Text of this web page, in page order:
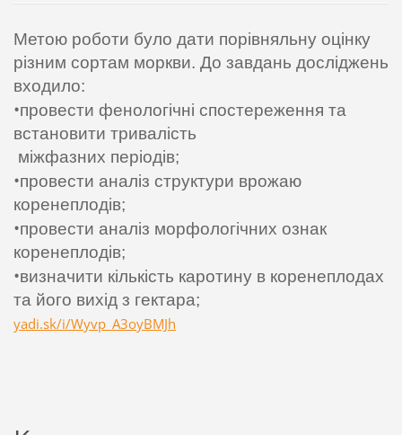
Метою роботи було дати порівняльну оцінку
різним сортам моркви. До завдань досліджень
входило:
•провести фенологічні спостереження та
встановити тривалість
міжфазних періодів;
•провести аналіз структури врожаю
коренеплодів;
•провести аналіз морфологічних ознак
коренеплодів;
•визначити кількість каротину в коренеплодах
та його вихід з гектара;
yadi.sk/i/Wyvp_A3oyBMJh